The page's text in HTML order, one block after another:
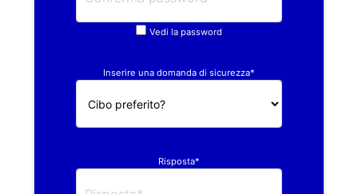
Vedi la password
Inserire una domanda di sicurezza*
Risposta*